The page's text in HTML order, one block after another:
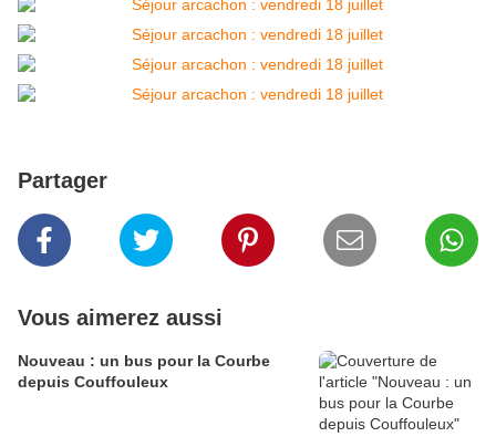
Partager
Vous aimerez aussi
Nouveau : un bus pour la Courbe
depuis Couffouleux